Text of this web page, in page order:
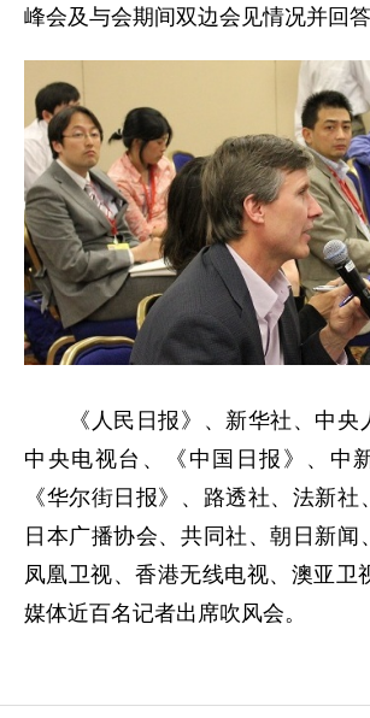
峰会及与会期间双边会见情况并回答
《人民日报》、新华社、中央
中央电视台、《中国日报》、中
《华尔街日报》、路透社、法新社
日本广播协会、共同社、朝日新闻
凤凰卫视、香港无线电视、澳亚卫
媒体近百名记者出席吹风会。